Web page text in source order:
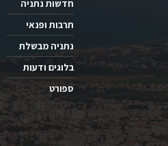
חדשות נתניה
תרבות ופנאי
נתניה מבשלת
בלוגים ודעות
ספורט